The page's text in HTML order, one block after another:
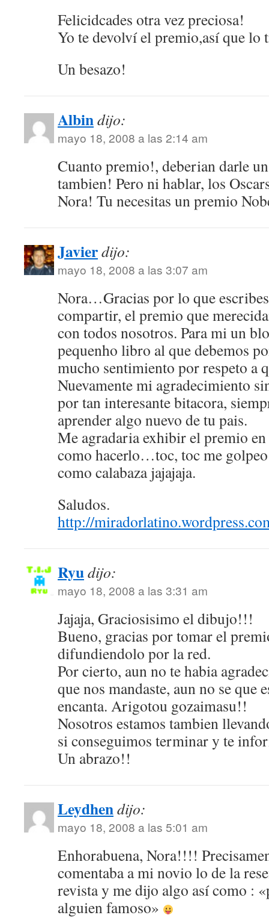
Felicidcades otra vez preciosa!
Yo te devolví el premio,así que
Un besazo!
Albindijo:
mayo 18, 2008 a las 2:14 am
Cuanto premio!, deberian darle
tambien! Pero ni hablar, los
Nora! Tu necesitas un premio
Javierdijo:
mayo 18, 2008 a las 3:07 am
Nora…Gracias por lo que
compartir, el premio que
con todos nosotros. Para mi un
pequenho libro al que debemos
mucho sentimiento por respeto a
Nuevamente mi agradecimiento
por tan interesante bitacora,
aprender algo nuevo de tu pais.
Me agradaria exhibir el premio
como hacerlo…toc, toc me golpeo
como calabaza jajajaja.
Saludos.
http://
Ryudijo:
mayo 18, 2008 a las 3:31 am
Jajaja, Graciosisimo el dibujo!!!
Bueno, gracias por tomar el
difundiendolo por la red.
Por cierto, aun no te habia
que nos mandaste, aun no se que
encanta. Arigotou gozaimasu!!
Nosotros estamos tambien
si conseguimos terminar y te
Un abrazo!!
Leydhendijo:
mayo 18, 2008 a las 5:01 am
Enhorabuena, Nora!!!!
comentaba a mi novio lo de la
revista y me dijo algo así como :
alguien famoso»